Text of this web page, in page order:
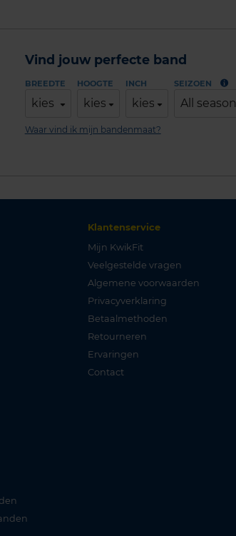
Vind jouw perfecte band
BREEDTE
kies
HOOGTE
kies
INCH
kies
SEIZOEN
All season
Waar vind ik mijn bandenmaat?
Klantenservice
Mijn KwikFit
Veelgestelde vragen
Algemene voorwaarden
Privacyverklaring
Betaalmethoden
Retourneren
Ervaringen
Contact